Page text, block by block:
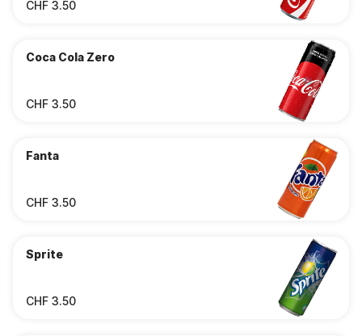
CHF 3.50
Coca Cola Zero
CHF 3.50
Fanta
CHF 3.50
Sprite
CHF 3.50